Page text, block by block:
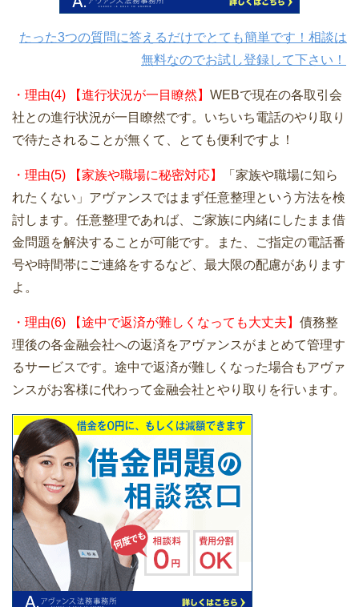
たった3つの質問に答えるだけでとても簡単です！相談は
無料なのでお試し登録して下さい！
・理由(4) 【進行状況が一目瞭然】 WEBで現在の各取引会
社との進行状況が一目瞭然です。いちいち電話のやり取り
で待たされることが無くて、とても便利ですよ！
・理由(5) 【家族や職場に秘密対応】
「家族や職場に知ら
れたくない」アヴァンスではまず任意整理という方法を検
討します。任意整理であれば、ご家族に内緒にしたまま借
金問題を解決することが可能です。また、ご指定の電話番
号や時間帯にご連絡をするなど、最大限の配慮があります
よ。
・理由(6) 【途中で返済が難しくなっても大丈夫】 債務整
理後の各金融会社への返済をアヴァンスがまとめて管理す
るサービスです。途中で返済が難しくなった場合もアヴァ
ンスがお客様に代わって金融会社とやり取りを行います。